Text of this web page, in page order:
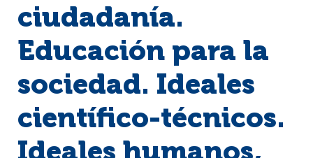
ciudadanía.
Educación para la
sociedad. Ideales
científico-técnicos.